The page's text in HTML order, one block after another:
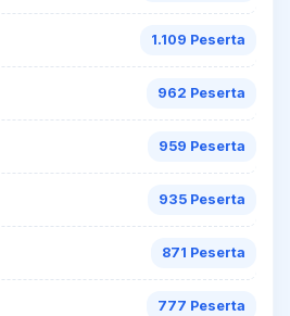
1.109 Peserta
962 Peserta
959 Peserta
935 Peserta
871 Peserta
777 Peserta